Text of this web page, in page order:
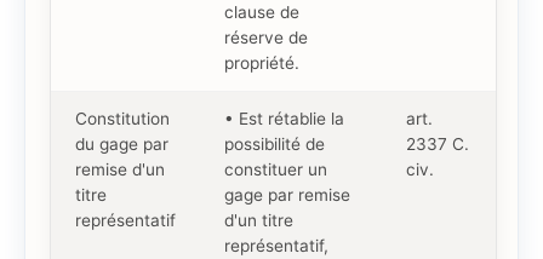
clause de
réserve de
propriété.
Constitution
du gage par
remise d'un
titre
représentatif
• Est rétablie la
possibilité de
constituer un
gage par remise
d'un titre
représentatif,
art.
2337 C.
civ.